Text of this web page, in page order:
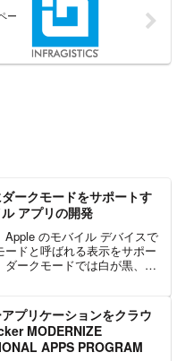
ー
ークモードをサポートす
アプリの開発
Apple のモバイル デバイスで
ードと呼ばれる表示をサポー
ダークモードでは白が黒、黒
電力が普通の場合と比べ低い
プリケーションをクラウ
MODERNIZE
APPS PROGRAM